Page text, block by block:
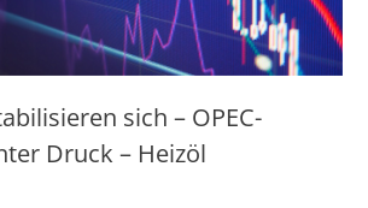
sich – OPEC-
Druck – Heizöl